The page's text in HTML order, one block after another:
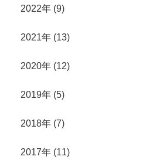
2022年 (9)
2021年 (13)
2020年 (12)
2019年 (5)
2018年 (7)
2017年 (11)